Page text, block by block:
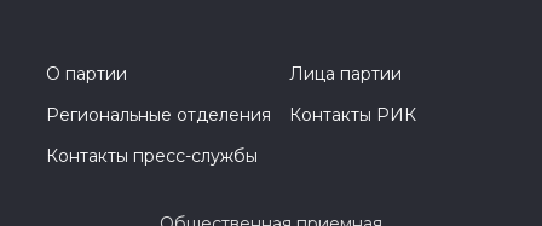
О партии
Лица партии
Региональные отделения
Контакты РИК
Контакты пресс-службы